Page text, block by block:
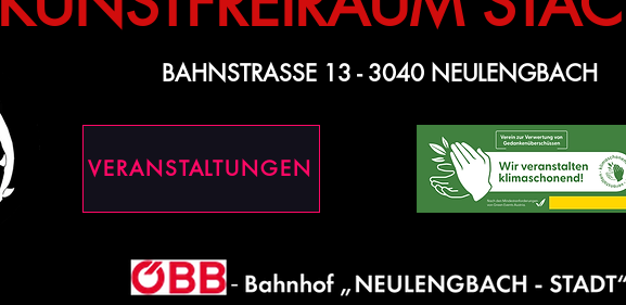
BAHNSTRASSE 13 - 3040 NEULENGBACH
VERANSTALTUNGEN